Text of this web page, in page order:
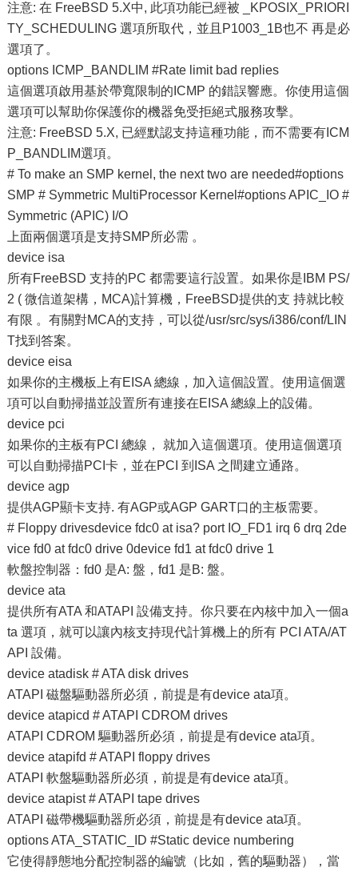
注意: 在 FreeBSD 5.X中, 此項功能已經被 _KPOSIX_PRIORI
TY_SCHEDULING 選項所取代，並且P1003_1B也不 再是必
選項了。
options ICMP_BANDLIM #Rate limit bad replies
這個選項啟用基於帶寬限制的ICMP 的錯誤響應。你使用這個
選項可以幫助你保護你的機器免受拒絕式服務攻擊。
注意: FreeBSD 5.X, 已經默認支持這種功能，而不需要有ICM
P_BANDLIM選項。
# To make an SMP kernel, the next two are needed#options
SMP # Symmetric MultiProcessor Kernel#options APIC_IO #
Symmetric (APIC) I/O
上面兩個選項是支持SMP所必需 。
device isa
所有FreeBSD 支持的PC 都需要這行設置。如果你是IBM PS/
2 ( 微信道架構，MCA)計算機，FreeBSD提供的支 持就比較
有限 。有關對MCA的支持，可以從/usr/src/sys/i386/conf/LIN
T找到答案。
device eisa
如果你的主機板上有EISA 總線，加入這個設置。使用這個選
項可以自動掃描並設置所有連接在EISA 總線上的設備。
device pci
如果你的主板有PCI 總線， 就加入這個選項。使用這個選項
可以自動掃描PCI卡，並在PCI 到ISA 之間建立通路。
device agp
提供AGP顯卡支持. 有AGP或AGP GART口的主板需要。
# Floppy drivesdevice fdc0 at isa? port IO_FD1 irq 6 drq 2de
vice fd0 at fdc0 drive 0device fd1 at fdc0 drive 1
軟盤控制器：fd0 是A: 盤，fd1 是B: 盤。
device ata
提供所有ATA 和ATAPI 設備支持。你只要在內核中加入一個a
ta 選項，就可以讓內核支持現代計算機上的所有 PCI ATA/AT
API 設備。
device atadisk # ATA disk drives
ATAPI 磁盤驅動器所必須，前提是有device ata項。
device atapicd # ATAPI CDROM drives
ATAPI CDROM 驅動器所必須，前提是有device ata項。
device atapifd # ATAPI floppy drives
ATAPI 軟盤驅動器所必須，前提是有device ata項。
device atapist # ATAPI tape drives
ATAPI 磁帶機驅動器所必須，前提是有device ata項。
options ATA_STATIC_ID #Static device numbering
它使得靜態地分配控制器的編號（比如，舊的驅動器），當